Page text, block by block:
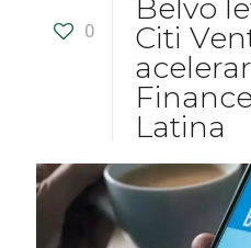
0
Belvo
Citi
Latina